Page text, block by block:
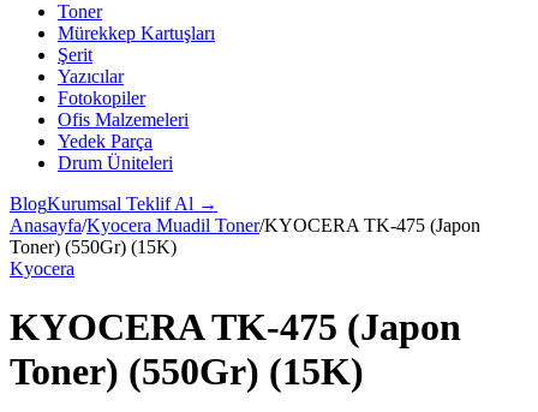
Toner
Mürekkep Kartuşları
Şerit
Yazıcılar
Fotokopiler
Ofis Malzemeleri
Yedek Parça
Drum Üniteleri
BlogKurumsal Teklif Al →
Anasayfa/Kyocera Muadil Toner/KYOCERA TK-475 (Japon
Toner) (550Gr) (15K)
Kyocera
KYOCERA TK-475 (Japon
Toner) (550Gr) (15K)